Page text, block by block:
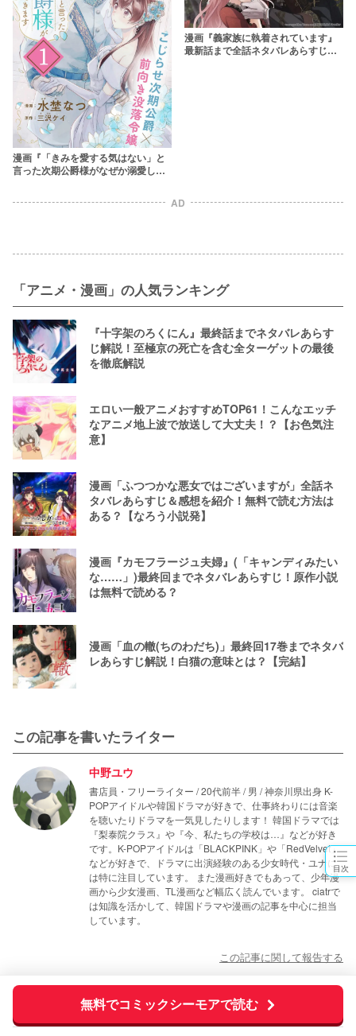
無料でコミックシーモアで読む
目次
漫画『「きみを愛する気はない」と
言った次期公爵様がなぜか溺愛して
漫画『義家族に執着されています』
最新話まで全話ネタバレあらすじ＆
AD
「アニメ・漫画」の人気ランキング
『十字架のろくにん』最終話までネタバレあらす
じ解説！至極京の死亡を含む全ターゲットの最後
を徹底解説
エロい一般アニメおすすめTOP61！こんなエッチ
なアニメ地上波で放送して大丈夫！？【お色気注
意】
漫画「ふつつかな悪女ではございますが」全話ネ
タバレあらすじ＆感想を紹介！無料で読む方法は
ある？【なろう小説発】
漫画『カモフラージュ夫婦』(「キャンディみたい
な……」)最終回までネタバレあらすじ！原作小説
は無料で読める？
漫画「血の轍(ちのわだち)」最終回17巻までネタバ
レあらすじ解説！白猫の意味とは？【完結】
この記事を書いたライター
中野ユウ
書店員・フリーライター / 20代前半 / 男 / 神奈川県出身 K-
POPアイドルや韓国ドラマが好きで、仕事終わりには音楽
を聴いたりドラマを一気見したりします！ 韓国ドラマでは
『梨泰院クラス』や『今、私たちの学校は…』などが好き
です。K-POPアイドルは「BLACKPINK」や「RedVelvet」
などが好きで、ドラマに出演経験のある少女時代・ユナに
は特に注目しています。 また漫画好きでもあって、少年漫
画から少女漫画、TL漫画など幅広く読んでいます。 ciatrで
は知識を活かして、韓国ドラマや漫画の記事を中心に担当
しています。
この記事に関して報告する
おすすめ特集